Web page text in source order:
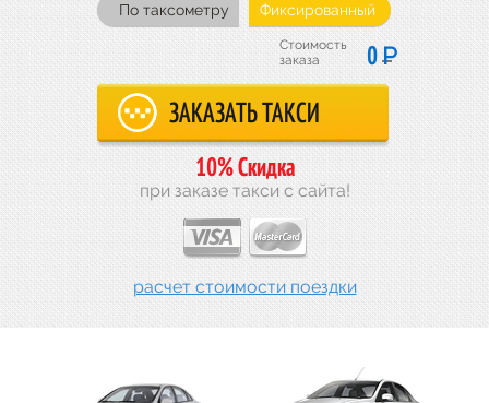
По таксометру Фиксированный
Стоимость
заказа
0Р
10% Скидка
при заказе такси с сайта!
расчет стоимости поездки